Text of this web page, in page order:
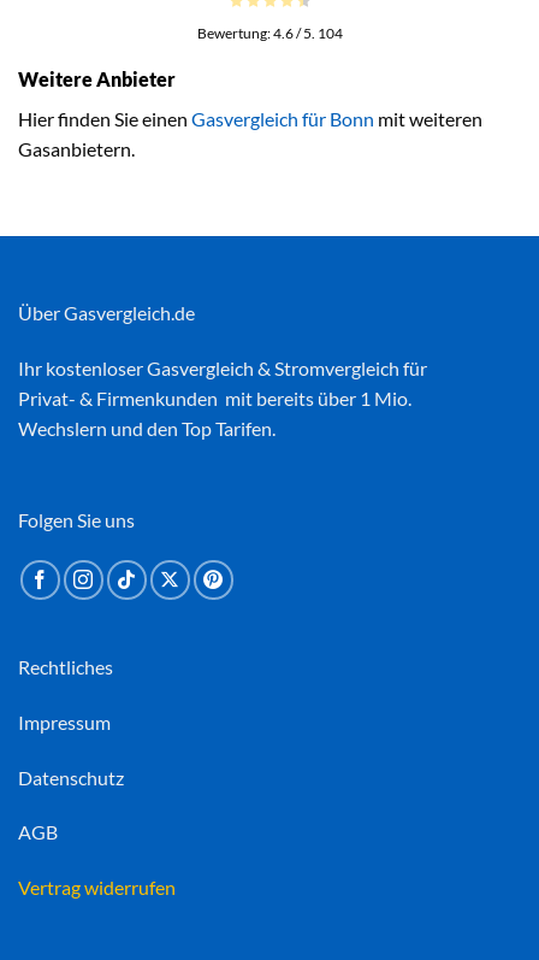
Bewertung:4.6/ 5. 104
Weitere Anbieter
Hier finden Sie einen Gasvergleich für Bonn mit weiteren
Gasanbietern.
Über Gasvergleich.de
Ihr kostenloserGasvergleich & Stromvergleich für
Privat- & Firmenkunden mit bereits über 1 Mio.
Wechslern und den Top Tarifen.
Rechtliches
Impressum
Datenschutz
AGB
Vertrag widerrufen
Folgen Sie uns